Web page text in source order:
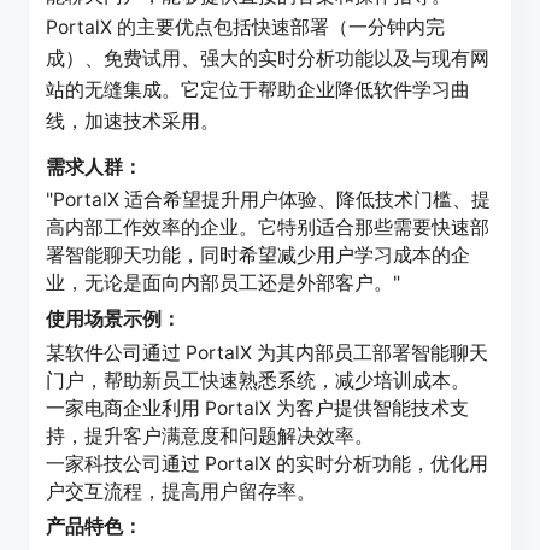
PortalX 的主要优点包括快速部署（一分钟内完
成）、免费试用、强大的实时分析功能以及与现有网
站的无缝集成。它定位于帮助企业降低软件学习曲
线，加速技术采用。
需求人群：
"PortalX 适合希望提升用户体验、降低技术门槛、提
高内部工作效率的企业。它特别适合那些需要快速部
署智能聊天功能，同时希望减少用户学习成本的企
业，无论是面向内部员工还是外部客户。"
使用场景示例：
某软件公司通过 PortalX 为其内部员工部署智能聊天
门户，帮助新员工快速熟悉系统，减少培训成本。
一家电商企业利用 PortalX 为客户提供智能技术支
持，提升客户满意度和问题解决效率。
一家科技公司通过 PortalX 的实时分析功能，优化用
户交互流程，提高用户留存率。
产品特色：